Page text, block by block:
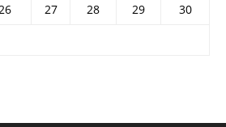
26 27 28 29
30